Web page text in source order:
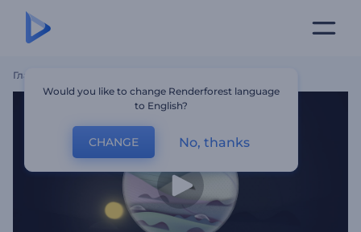
Главная
Would you like to change Renderforest language
to English?
CHANGE No, thanks